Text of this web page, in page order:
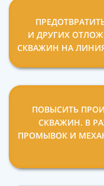
И ДРУГИХ
СКВАЖИН НА
ПОВЫСИТЬ
СКВАЖИН. В
ПРОМЫВОК И